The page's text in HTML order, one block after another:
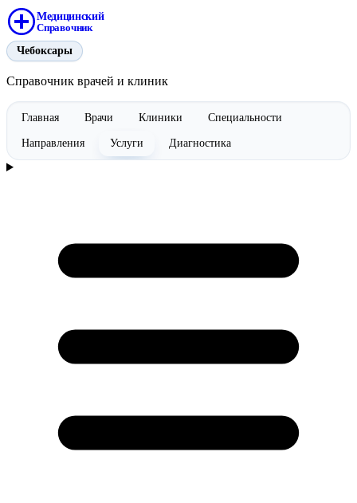
Медицинский
Справочник
Чебоксары
Справочник врачей и клиник
Главная Врачи Клиники Специальности
Направления Услуги Диагностика